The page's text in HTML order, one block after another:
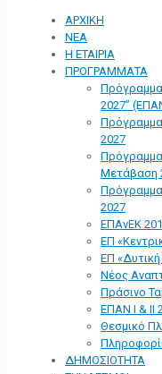
ΑΡΧΙΚΗ
ΝΕΑ
Η ΕΤΑΙΡΙΑ
ΠΡΟΓΡΑΜΜΑΤΑ
Πρόγραμμα
2027”
Πρόγραμμα
2027
Πρόγραμμα
Μετάβαση
Πρόγραμμα
2027
ΕΠΑνΕΚ
ΕΠ
ΕΠ
Νέος
Πράσινο
ΕΠΑΝ Ι & ΙΙ
Θεσμικό
ΔΗΜΟΣΙΟΤΗΤΑ